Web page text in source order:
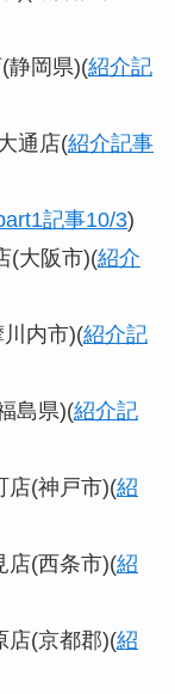
静岡県)(紹介記
通店(紹介記事
記事10/3)
(大阪市)(紹介
川内市)(紹介記
島県)(紹介記
店(神戸市)(紹
店(西条市)(紹
店(京都郡)(紹